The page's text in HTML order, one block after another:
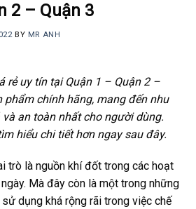
2 – Quận 3
BY MR ANH
rẻ uy tín tại Quận 1 – Quận 2 –
phẩm chính hãng, mang đến nhu
an toàn nhất cho người dùng.
hiểu chi tiết hơn ngay sau đây.
trò là nguồn khí đốt trong các hoạt
Mà đây còn là một trong những
dụng khá rộng rãi trong việc chế